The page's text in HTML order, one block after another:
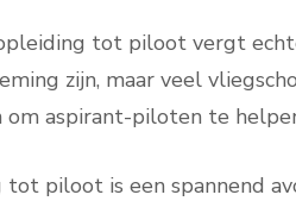
tot piloot vergt
zijn, maar veel
om aspirant-piloten te
piloot is een spannend